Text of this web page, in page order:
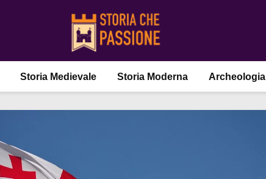
Storia Medievale Storia Moderna Archeologia